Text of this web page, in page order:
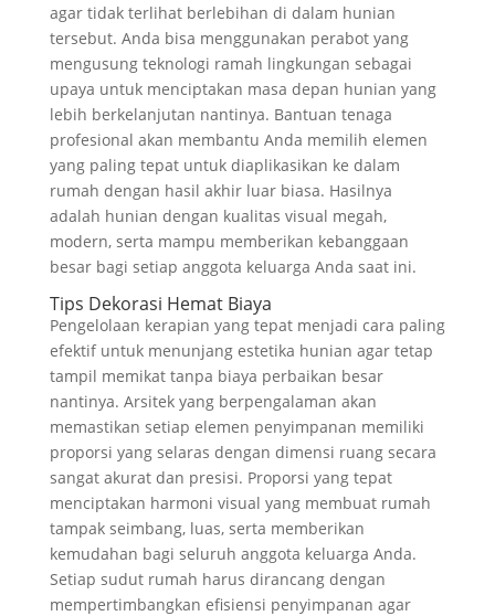
agar tidak terlihat berlebihan di dalam hunian
tersebut. Anda bisa menggunakan perabot yang
mengusung teknologi ramah lingkungan sebagai
upaya untuk menciptakan masa depan hunian yang
lebih berkelanjutan nantinya. Bantuan tenaga
profesional akan membantu Anda memilih elemen
yang paling tepat untuk diaplikasikan ke dalam
rumah dengan hasil akhir luar biasa. Hasilnya
adalah hunian dengan kualitas visual megah,
modern, serta mampu memberikan kebanggaan
besar bagi setiap anggota keluarga Anda saat ini.
Tips Dekorasi Hemat Biaya
Pengelolaan kerapian yang tepat menjadi cara paling
efektif untuk menunjang estetika hunian agar tetap
tampil memikat tanpa biaya perbaikan besar
nantinya. Arsitek yang berpengalaman akan
memastikan setiap elemen penyimpanan memiliki
proporsi yang selaras dengan dimensi ruang secara
sangat akurat dan presisi. Proporsi yang tepat
menciptakan harmoni visual yang membuat rumah
tampak seimbang, luas, serta memberikan
kemudahan bagi seluruh anggota keluarga Anda.
Setiap sudut rumah harus dirancang dengan
mempertimbangkan efisiensi penyimpanan agar